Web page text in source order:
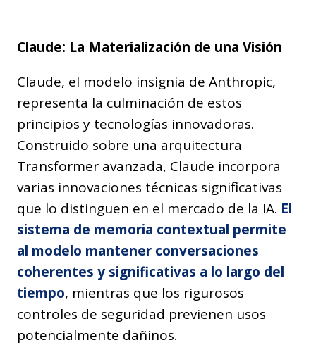
Claude: La Materialización de una Visión
Claude, el modelo insignia de Anthropic,
representa la culminación de estos
principios y tecnologías innovadoras.
Construido sobre una arquitectura
Transformer avanzada, Claude incorpora
varias innovaciones técnicas significativas
que lo distinguen en el mercado de la IA. El
sistema de memoria contextual permite
al modelo mantener conversaciones
coherentes y significativas a lo largo del
tiempo, mientras que los rigurosos
controles de seguridad previenen usos
potencialmente dañinos.